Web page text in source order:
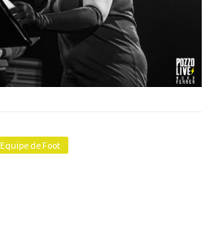
Equipe de Foot